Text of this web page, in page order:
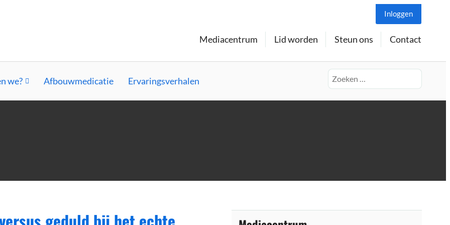
Inloggen
Mediacentrum Lid worden Steun ons Contact
we? Afbouwmedicatie Ervaringsverhalen
Zoeken
naar: